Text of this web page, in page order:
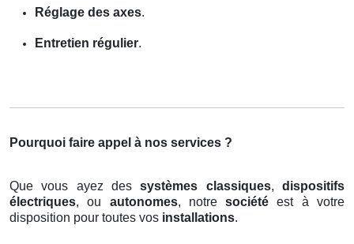
Réglage des axes.
Entretien régulier.
Pourquoi faire appel à nos services ?
Que vous ayez dessystèmes classiques,dispositifs
électriques, ou autonomes, notresociété est à votre
disposition pour toutes vos installations.